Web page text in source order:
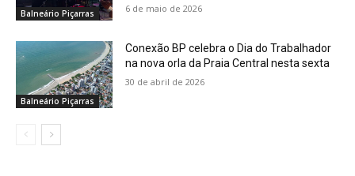
Balneário Piçarras 6 de maio de 2026
Balneário Piçarras
Conexão BP celebra o Dia do Trabalhador
na nova orla da Praia Central nesta sexta
30 de abril de 2026